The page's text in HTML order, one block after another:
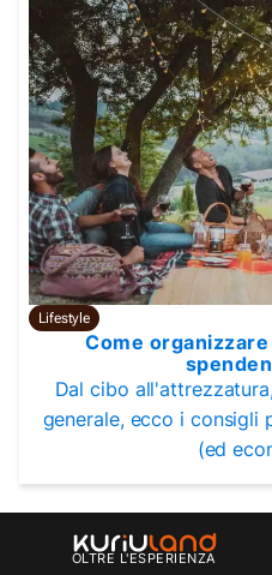
Lifestyle
Come
Dal cibo
generale, ecco i consigli
(ed
OLTRE L'ESPERIENZA